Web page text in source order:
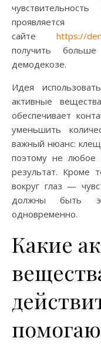
сайте https://
получить
демодекозе.
Идея
активные
обеспечивает
уменьшить
важный нюанс:
поэтому не любое
результат. Кроме
вокруг глаз —
должны быть
одновременно.
Какие